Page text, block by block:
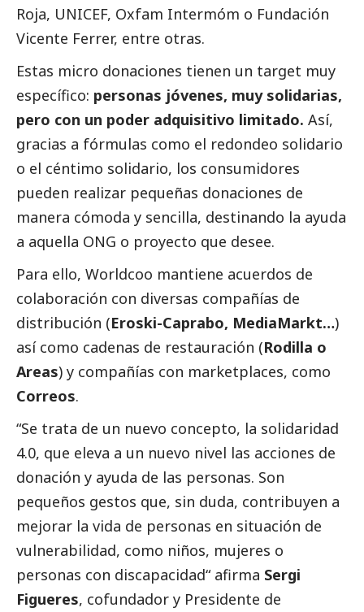
Roja, UNICEF, Oxfam Intermóm o Fundación
Vicente Ferrer, entre otras.
Estas micro donaciones tienen un target muy
específico: personas jóvenes, muy solidarias,
pero con un poder adquisitivo limitado. Así,
gracias a fórmulas como el redondeo solidario
o el céntimo solidario, los consumidores
pueden realizar pequeñas donaciones de
manera cómoda y sencilla, destinando la ayuda
a aquella ONG o proyecto que desee.
Para ello, Worldcoo mantiene acuerdos de
colaboración con diversas compañías de
distribución (Eroski-Caprabo, MediaMarkt…)
así como cadenas de restauración (Rodilla o
Areas) y compañías con marketplaces, como
Correos.
“Se trata de un nuevo concepto, la solidaridad
4.0, que eleva a un nuevo nivel las acciones de
donación y ayuda de las personas. Son
pequeños gestos que, sin duda, contribuyen a
mejorar la vida de personas en situación de
vulnerabilidad, como niños, mujeres o
personas con discapacidad“ afirma Sergi
Figueres, cofundador y Presidente de